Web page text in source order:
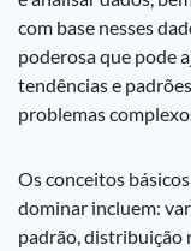
com base nesses
poderosa que pode
tendências e
problemas
Os conceitos
dominar incluem:
padrão, distribuição